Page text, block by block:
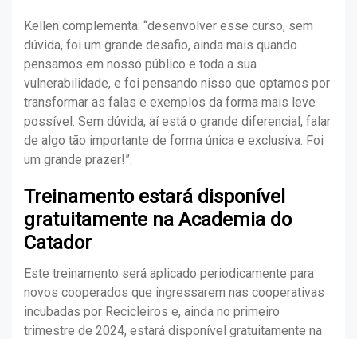
Kellen complementa: “desenvolver esse curso, sem
dúvida, foi um grande desafio, ainda mais quando
pensamos em nosso público e toda a sua
vulnerabilidade, e foi pensando nisso que optamos por
transformar as falas e exemplos da forma mais leve
possível. Sem dúvida, aí está o grande diferencial, falar
de algo tão importante de forma única e exclusiva. Foi
um grande prazer!”.
Treinamento estará disponível
gratuitamente na Academia do
Catador
Este treinamento será aplicado periodicamente para
novos cooperados que ingressarem nas cooperativas
incubadas por Recicleiros e, ainda no primeiro
trimestre de 2024, estará disponível gratuitamente na